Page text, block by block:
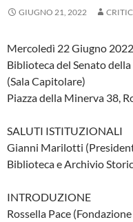
GIUGNO 21, 2022
Mercoledì 22 Giugno
Biblioteca del Senato
(Sala Capitolare)
Piazza della Minerva 38,
SALUTI ISTITUZIONALI
Gianni Marilotti
Biblioteca e Archivio
INTRODUZIONE
Rossella Pace